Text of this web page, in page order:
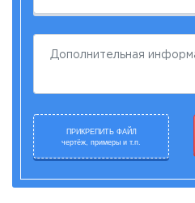
ПРИКРЕПИТЬ ФАЙЛ
чертёж, примеры и т.п.